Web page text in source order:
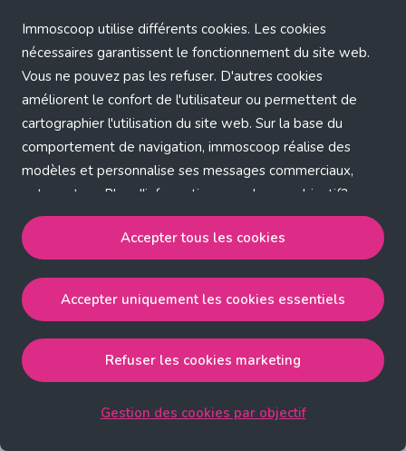
Immoscoop utilise différents cookies. Les cookies
nécessaires garantissent le fonctionnement du site web.
Vous ne pouvez pas les refuser. D'autres cookies
améliorent le confort de l'utilisateur ou permettent de
cartographier l'utilisation du site web. Sur la base du
comportement de navigation, immoscoop réalise des
modèles et personnalise ses messages commerciaux,
entre autres. Plus d'informations sur chaque objectif?
Cliquez sur 'Gestion des cookies par objectif'.
Notre politique de cookies
Accepter tous les cookies
strictement nécessaires, performance, fonctionnalité et
publicité ciblée.
Accepter uniquement les cookies essentielsaccepte
les cookies strictement nécessaires.
Accepter tous les cookies
Accepter uniquement les cookies essentiels
Refuser les cookies marketing
Gestion des cookies par objectif
Application error: a client-side exception has occurred (see the
browser console for more information)